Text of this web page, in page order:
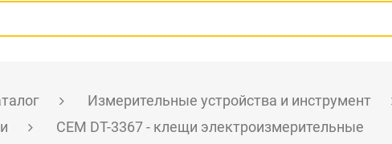
Измерительные устройства и инструмент
CEM DT-3367 - клещи электроизмерительные